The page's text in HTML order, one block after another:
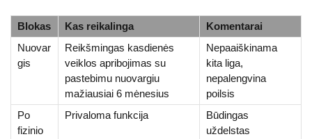
Blokas Kas reikalinga
Komentarai
Nuovar
gis
Reikšmingas kasdienės
veiklos apribojimas su
pastebimu nuovargiu
mažiausiai 6 mėnesius
Nepaaiškinama
kita liga,
nepalengvina
poilsis
Po
fizinio
Privaloma funkcija
Būdingas
uždelstas